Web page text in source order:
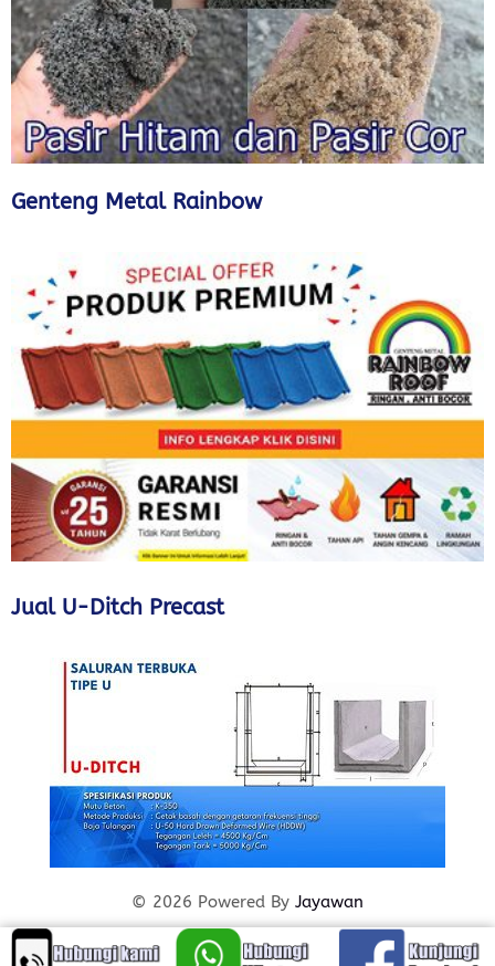
Genteng Metal Rainbow
Jual U-Ditch Precast
© 2026 Powered By Jayawan